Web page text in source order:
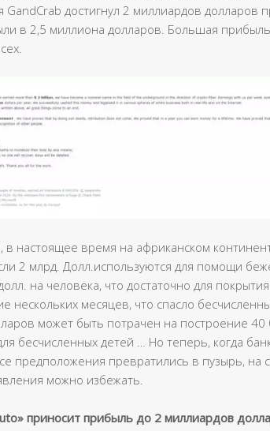
GandCrab достигнул 2 миллиардов долларов
в 2,5 миллиона долларов. Большая
настоящее время на африканском
2 млрд. Долл.используются для помощи
на человека, что достаточно для
нескольких месяцев, что спасло
может быть потрачен на построение 40
бесчисленных детей … Но теперь, когда
предположения превратились в пузырь, на
можно избежать.
» приносит прибыль до 2 миллиардов